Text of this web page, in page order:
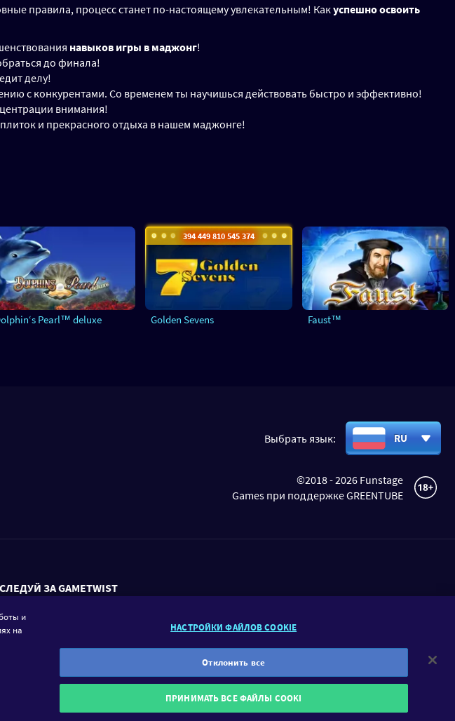
правила, процесс станет по-настоящему увлекательным! Какуспешно освоить
навыков игры в маджонг!
до финала!
делу!
с конкурентами. Со временем ты научишься действовать быстро и эффективно!
внимания!
и прекрасного отдыха в нашем маджонге!
Pearl™ deluxe
394 449 815 573 503
Golden Sevens Faust™
Выбрать язык: RU
©2018 - 2026 Funstage
Games при поддержке GREENTUBE
СЛЕДУЙ ЗА GAMETWIST
исключительно положительные эмоции. Поэтому у нас вы
должно преследовать прежде всего развлекательные цели.
в реальную валюту.rel="nofollow">GamblersAnonymous.
и
на
НАСТРОЙКИ ФАЙЛОВ COOKIE
Отклонить все
ПРИНИМАТЬ ВСЕ ФАЙЛЫ COOKI